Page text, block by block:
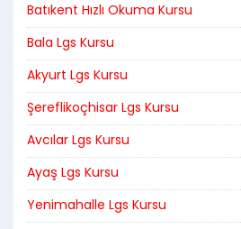
Batıkent Hızlı Okuma Kursu
Bala Lgs Kursu
Akyurt Lgs Kursu
Şereflikoçhisar Lgs Kursu
Avcılar Lgs Kursu
Ayaş Lgs Kursu
Yenimahalle Lgs Kursu